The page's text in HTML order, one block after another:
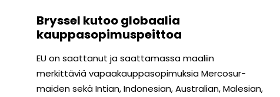
Bryssel kutoo globaalia
kauppasopimuspeittoa
EU on saattanut ja saattamassa maaliin
merkittäviä vapaakauppasopimuksia Mercosur-
maiden sekä Intian, Indonesian, Australian, Malesian,